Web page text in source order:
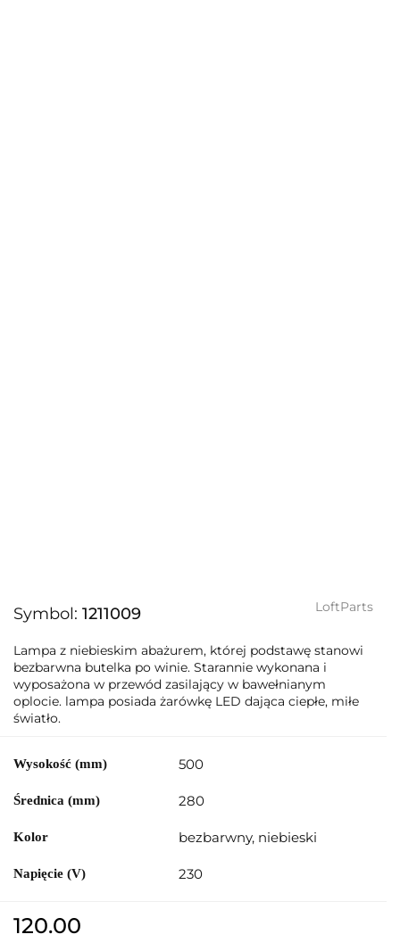
Symbol: 1211009 LoftParts
Lampa z niebieskim abażurem, której podstawę stanowi
bezbarwna butelka po winie. Starannie wykonana i
wyposażona w przewód zasilający w bawełnianym
oplocie. lampa posiada żarówkę LED dająca ciepłe, miłe
światło.
Wysokość (mm) 500
Średnica (mm) 280
Kolor bezbarwny, niebieski
Napięcie (V) 230
120.00